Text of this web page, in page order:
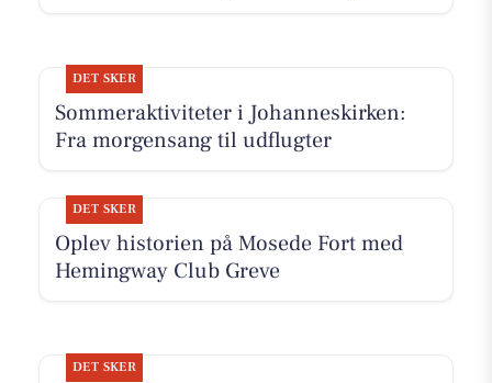
DET SKER
Sommeraktiviteter i Johanneskirken:
Fra morgensang til udflugter
DET SKER
Oplev historien på Mosede Fort med
Hemingway Club Greve
DET SKER